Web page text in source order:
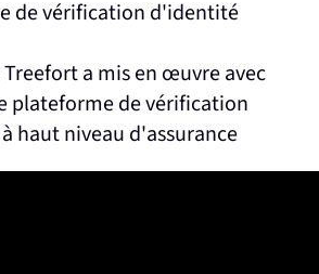
de vérification d'identité
a mis en œuvre avec
plateforme de vérification
haut niveau d'assurance